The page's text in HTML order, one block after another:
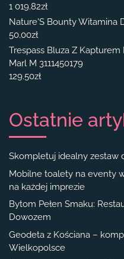
1 019.82zł
Nature'S Bounty Witamina
50.00zł
Trespass Bluza Z
Marl M 3111450179
129.50zł
Ostatnie
Skompletuj idealny zestaw
Mobilne toalety na eventy
na każdej imprezie
Bytom Pełen Smaku:
Dowozem
Geodeta z Kościana –
Wielkopolsce